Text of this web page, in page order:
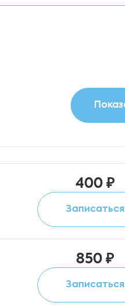
400 ₽
Записаться
850 ₽
Записаться